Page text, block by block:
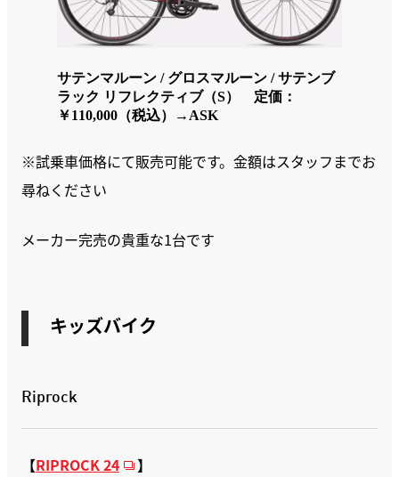
サテンマルーン / グロスマルーン / サテンブ
ラック リフレクティブ（S）
定価：
￥110,000（税込）→ASK
※試乗車価格にて販売可能です。金額はスタッフまでお
尋ねください
メーカー完売の貴重な1台です
キッズバイク
Riprock
【RIPROCK 24 】